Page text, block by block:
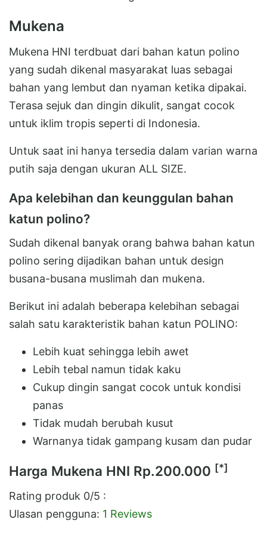
Mukena
Mukena HNI terdbuat dari bahan katun polino
yang sudah dikenal masyarakat luas sebagai
bahan yang lembut dan nyaman ketika dipakai.
Terasa sejuk dan dingin dikulit, sangat cocok
untuk iklim tropis seperti di Indonesia.
Untuk saat ini hanya tersedia dalam varian warna
putih saja dengan ukuran ALL SIZE.
Apa kelebihan dan keunggulan bahan
katun polino?
Sudah dikenal banyak orang bahwa bahan katun
polino sering dijadikan bahan untuk design
busana-busana muslimah dan mukena.
Berikut ini adalah beberapa kelebihan sebagai
salah satu karakteristik bahan katun POLINO:
Lebih kuat sehingga lebih awet
Lebih tebal namun tidak kaku
Cukup dingin sangat cocok untuk kondisi
panas
Tidak mudah berubah kusut
Warnanya tidak gampang kusam dan pudar
Harga Mukena HNI Rp.200.000 [*]
Rating produk 0/5 :
Ulasan pengguna: 1 Reviews